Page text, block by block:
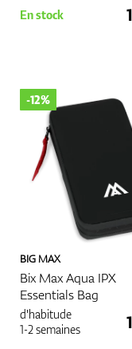
En stock
BIG MAX
Bix Max Aqua IPX
Essentials Bag
-12%
d'habitude
1-2 semaines